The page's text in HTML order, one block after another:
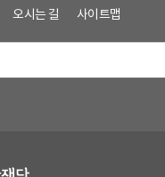
오시는 길 사이트맵